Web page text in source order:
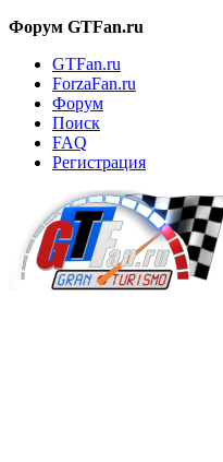
Форум GTFan.ru
GTFan.ru
ForzaFan.ru
Форум
Поиск
FAQ
Регистрация